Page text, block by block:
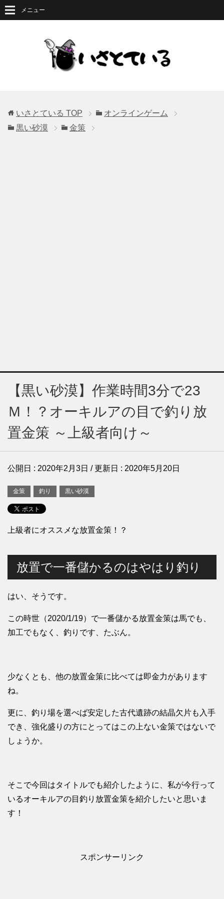
メニュー
いさとている TOP
オンラインゲーム
黒い砂漠
金策
【黒い砂漠】作業時間3分で23
Ｍ！？オーキルアの目で釣り放
置金策 ～上級者向け～
公開日 : 2020年2月3日 / 更新日 : 2020年5月20日
金策 釣り 黒い砂漠
上級者にオススメな放置金策！？
放置で一番儲かるのはやはり釣り
はい、そうです。
この時世（2020/1/19）で一番儲かる放置金策は馬でも、
加工でもなく、釣りです、たぶん。
少なくとも、他の放置金策に比べては即金力があります
ね。
更に、釣り場を選べば安定した古代遺跡の結晶欠片も入手
でき、強化盛りの方にとってはこの上ない金策ではないで
しょうか。
そこで今回はタイトルでも紹介したように、私が今行って
いるオーキルアの目釣り放置金策を紹介したいと思いま
す！
スポンサーリンク